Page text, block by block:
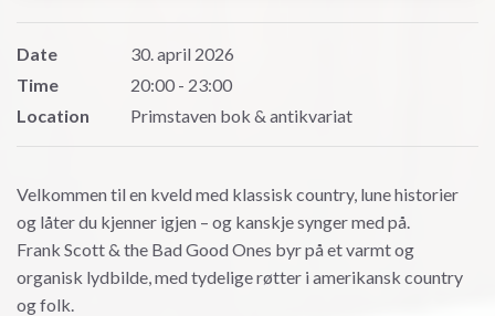
Date
30. april 2026
Time
20:00 - 23:00
Location
Primstaven bok & antikvariat
Velkommen til en kveld med klassisk country, lune historier
og låter du kjenner igjen – og kanskje synger med på.
Frank Scott & the Bad Good Ones byr på et varmt og
organisk lydbilde, med tydelige røtter i amerikansk country
og folk.